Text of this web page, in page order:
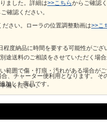
ました。詳細は>>こちらからご確認く
確認ください。
ださい。ローラの位置調整動画は>>こ
程度納品に時間を要する可能性がござ
途送料のご相談をさせていただく場合
その場合、全て車上渡しとなります。車上渡しの際、フォークリフト
備ください。
先をご指定ください。数量やサイ
後の納品先の変更はお受けできませ
範囲で傷・打痕・汚れがある場合が
加した商品です。